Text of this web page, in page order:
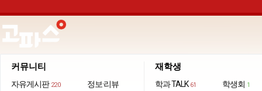
커뮤니티
자유게시판 220
정보·리뷰
재학생
학과 TALK 61 학생회 1